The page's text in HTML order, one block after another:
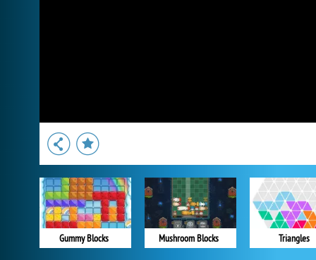
Gummy Blocks Mushroom Blocks Triangles